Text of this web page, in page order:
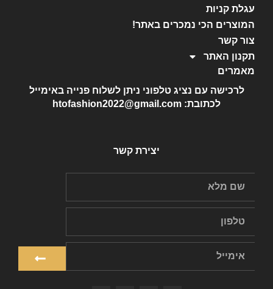
עגלת קניות
המוצרים הכי נמכרים באתר!
צור קשר
תקנון האתר
מאמרים
לרכישה עם נציג טלפוני ניתן לשלוח פנייה באימייל
לכתובת: htofashion2022@gmail.com
יצירת קשר